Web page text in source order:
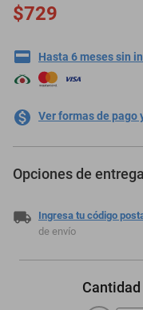
$729
Hasta 6 meses sin
Ver formas de pago
Opciones de entrega
Ingresa tu código
de envío
Cantidad